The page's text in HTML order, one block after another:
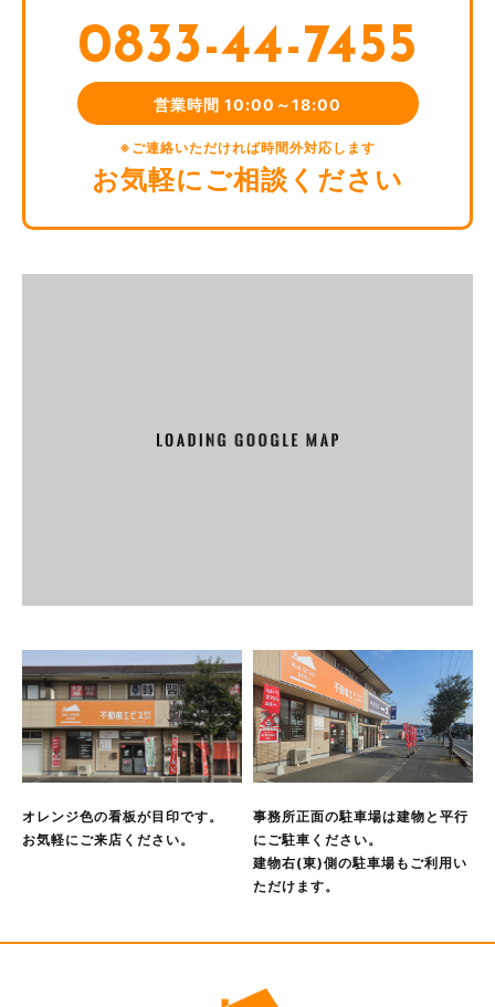
利用規約に違反したユーザーや，不正・不当な目的でサービ
スを利用しようとするユーザーの特定をし，ご利用をお断り
するため
ユーザーにご自身の登録情報の閲覧や変更，削除，ご利用状
況の閲覧を行っていただくため
有料サービスにおいて，ユーザーに利用料金を請求するため
必要がある場合であって，本人の同意を得ることが困難であ
るとき
国の機関もしくは地方公共団体またはその委託を受けた者が
法令の定める事務を遂行することに対して協力する必要があ
る場合であって，本人の同意を得ることにより当該事務の遂
予め次の事項を告知あるいは公表し，かつ当社が個人情報保
護委員会に届出をしたとき
利用目的に第三者への提供を含むこと
本人の求めに応じて個人情報の第三者への提供を停止するこ
本人の求めを受け付ける方法
0833-44-7455
営業時間 10:00～18:00
※ご連絡いただければ時間外対応します
お気軽にご相談ください
オレンジ色の看板が目印です。
お気軽にご来店ください。
事務所正面の駐車場は建物と平行
にご駐車ください。
建物右(東)側の駐車場もご利用い
ただけます。